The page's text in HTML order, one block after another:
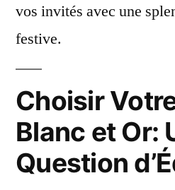
vos invités avec une
festive.
Choisir
Blanc et Or:
Question